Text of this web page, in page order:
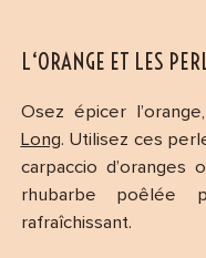
L‘ORANGE ET LES
Osez épicer
Long. Utilisez ces
carpaccio d’oranges
rhubarbe poêlée
rafraîchissant.